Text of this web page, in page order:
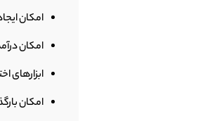
امکان
امکان
ابزارهای
امکان